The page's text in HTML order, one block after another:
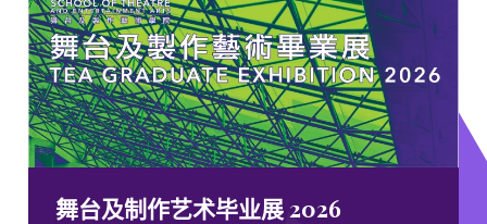
舞台及制作艺术毕业展 2026